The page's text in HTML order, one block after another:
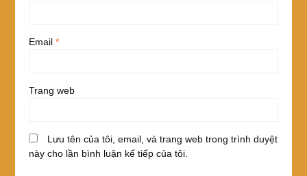
Email *
Trang web
Lưu tên của tôi, email, và trang web trong trình duyệt
này cho lần bình luận kế tiếp của tôi.